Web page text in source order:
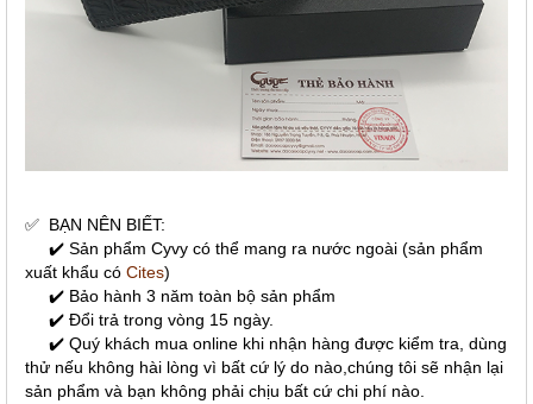
✅ BẠN NÊN BIẾT:
✔️ Sản phẩm Cyvy có thể mang ra nước ngoài (sản phẩm
xuất khẩu có Cites)
✔️ Bảo hành 3 năm toàn bộ sản phẩm
✔️ Đổi trả trong vòng 15 ngày.
✔️ Quý khách mua online khi nhận hàng được kiểm tra, dùng
thử nếu không hài lòng vì bất cứ lý do nào,chúng tôi sẽ nhận lại
sản phẩm và bạn không phải chịu bất cứ chi phí nào.